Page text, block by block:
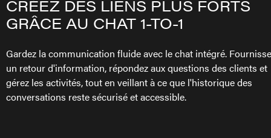
CRÉEZ DES LIENS PLUS FORTS
GRÂCE AU CHAT 1-TO-1
Gardez la communication fluide avec le chat intégré.
un retour d'information, répondez aux questions des clients et
gérez les activités, tout en veillant à ce que l'historique des
conversations reste sécurisé et accessible.